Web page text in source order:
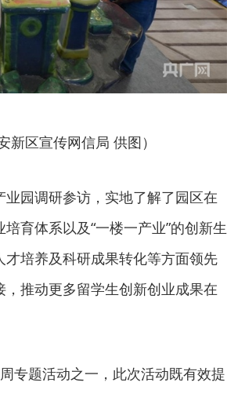
新区宣传网信局 供图）
园调研参访，实地了解了园区在
育体系以及“一楼一产业”的创新生
培养及科研成果转化等方面领先
推动更多留学生创新创业成果在
专题活动之一，此次活动既有效提